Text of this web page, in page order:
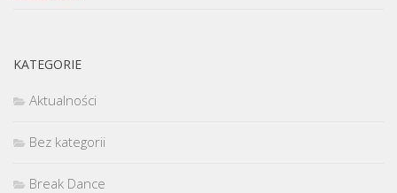
KATEGORIE
Aktualności
Bez kategorii
Break Dance